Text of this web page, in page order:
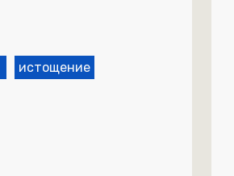
истощение